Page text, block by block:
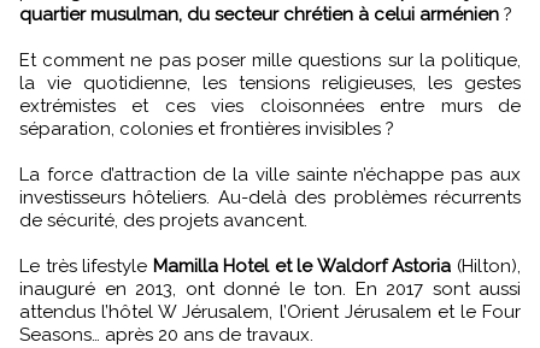
quartier musulman, du secteur chrétien à celui arménien ?
Et comment ne pas poser mille questions sur la politique,
la vie quotidienne, les tensions religieuses, les gestes
extrémistes et ces vies cloisonnées entre murs de
séparation, colonies et frontières invisibles ?
La force d’attraction de la ville sainte n’échappe pas aux
investisseurs hôteliers. Au-delà des problèmes récurrents
de sécurité, des projets avancent.
Le très lifestyle Mamilla Hotel et le Waldorf Astoria (Hilton),
inauguré en 2013, ont donné le ton. En 2017 sont aussi
attendus l’hôtel W Jérusalem, l’Orient Jérusalem et le Four
Seasons… après 20 ans de travaux.